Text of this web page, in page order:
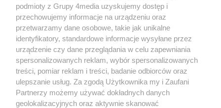
Mistrzowie parkowania #109
podmioty z Grupy 4media uzyskujemy dostęp i
przechowujemy informacje na urządzeniu oraz
przetwarzamy dane osobowe, takie jak unikalne
identyfikatory, standardowe informacje wysyłane przez
urządzenie czy dane przeglądania w celu zapewniania
spersonalizowanych reklam, wybór spersonalizowanych
treści, pomiar reklam i treści, badanie odbiorców oraz
ulepszanie usług. Za zgodą Użytkownika my i Zaufani
Partnerzy możemy używać dokładnych danych
geolokalizacyjnych oraz aktywnie skanować